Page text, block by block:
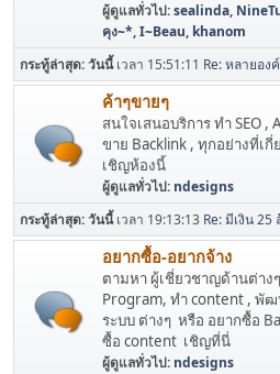
ผู้ดูแลทั่วไป:sealinda,
คุง~*,I~Beau, khanom
กระทู้ล่าสุด:วันนี้เวลา 15:51:11 Re: หลายอง
ค้าๆขายๆ
สนใจเสนอบริการ ทำ SEO
ขาย Backlink , ทุกอย่างที่เ
เชิญห้องนี้
ผู้ดูแลทั่วไป: ndesigns
กระทู้ล่าสุด:วันนี้เวลา 19:13:13 Re: มีเงิน 25
อยากซื้อ-อยากจ้าง
ตามหา ผู้เชี่ยวชาญด้านต่าง
Program, ทำ content , พั
ระบบ ต่างๆ หรือ อยากซื้อ
ซื้อ content เชิญที่นี่
ผู้ดูแลทั่วไป: ndesigns